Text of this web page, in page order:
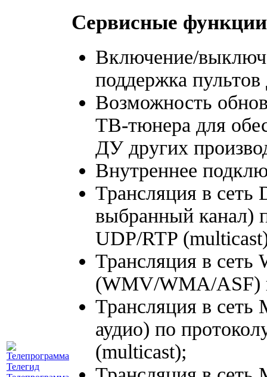
Сервисные функции
Включение/
поддержка
Возможность
ТВ-тюнера для
ДУ других
Внутреннее
Трансляция в сеть
выбранный канал)
UDP/RTP
Трансляция в сеть
(WMV/WMA/ASF)
Трансляция в сеть
аудио) по
(multicast);